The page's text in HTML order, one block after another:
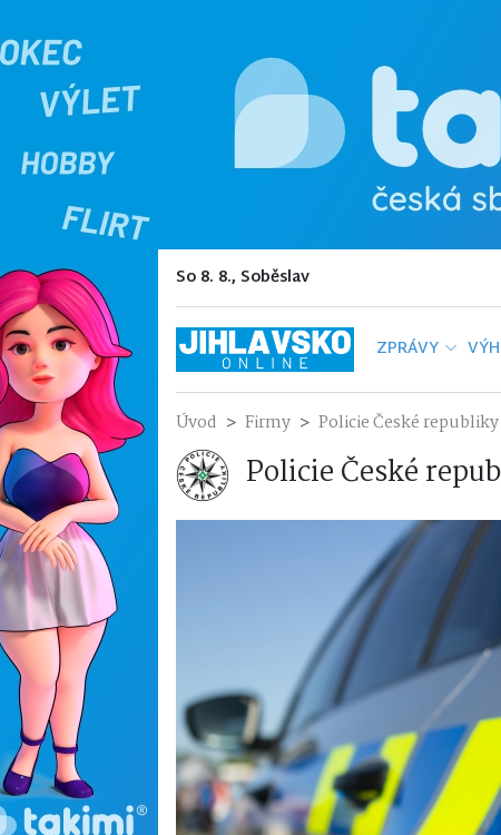
So 8. 8., Soběslav
ZPRÁVY
Úvod Firmy Policie České
Policie České